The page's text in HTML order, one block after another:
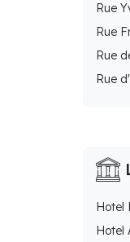
Rue
Rue
Rue
Rue
Hotel
Hotel